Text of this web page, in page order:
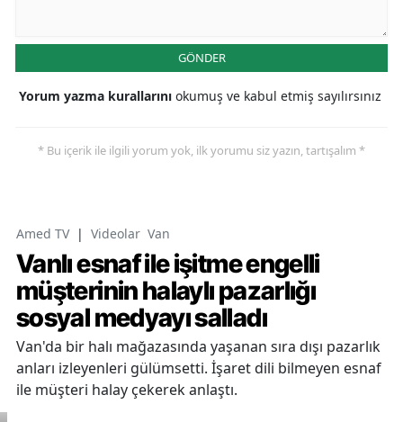
GÖNDER
Yorum yazma kurallarını okumuş ve kabul etmiş sayılırsınız
* Bu içerik ile ilgili yorum yok, ilk yorumu siz yazın, tartışalım *
Amed TV | Videolar Van
Vanlı esnaf ile işitme engelli
müşterinin halaylı pazarlığı
sosyal medyayı salladı
Van'da bir halı mağazasında yaşanan sıra dışı pazarlık
anları izleyenleri gülümsetti. İşaret dili bilmeyen esnaf
ile müşteri halay çekerek anlaştı.